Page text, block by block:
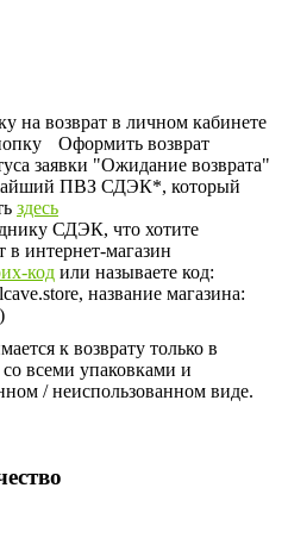
на возврат в личном кабинете
Оформить возврат
заявки "Ожидание возврата"
ПВЗ СДЭК*, который
здесь
СДЭК, что хотите
в интернет-магазин
код или называете код:
название магазина:
к возврату только в
всеми упаковками и
/ неиспользованном виде.